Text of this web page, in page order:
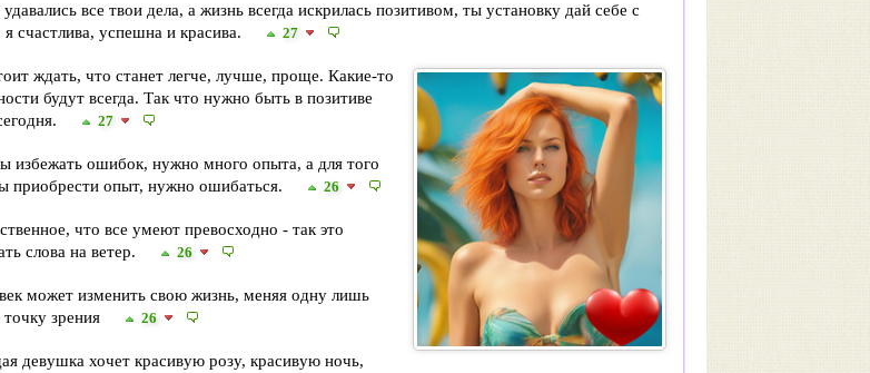
все твои дела, а жизнь всегда искрилась позитивом, ты установку дай себе с
я счастлива, успешна и красива.
27
ждать, что станет легче, лучше, проще. Какие-то
будут всегда. Так что нужно быть в позитиве
27
избежать ошибок, нужно много опыта, а для того
приобрести опыт, нужно ошибаться.
26
что все умеют превосходно - так это
слова на ветер.
26
может изменить свою жизнь, меняя одну лишь
зрения
26
девушка хочет красивую розу, красивую ночь,